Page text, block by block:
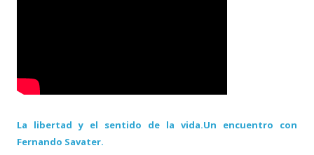
La libertad y el sentido de la vida.Un encuentro con
Fernando Savater.